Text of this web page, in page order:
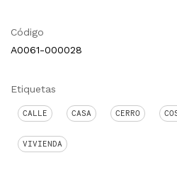
Código
A0061-000028
Etiquetas
CALLE CASA CERRO
VIVIENDA